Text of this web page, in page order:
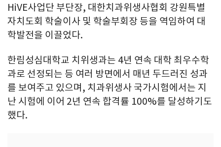
HiVE사업단 부단장, 대한치과위생사협회 강원특별
자치도회 학술이사 및 학술부회장 등을 역임하여 대
학발전을 이끌었다.
한림성심대학교 치위생과는 4년 연속 대학 최우수학
과로 선정되는 등 여러 방면에서 매년 두드러진 성과
를 보여주고 있으며, 치과위생사 국가시험에서는 지
난 시험에 이어 2년 연속 합격률 100%를 달성하기도
했다.